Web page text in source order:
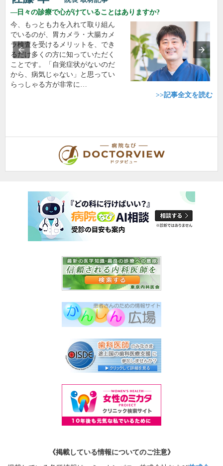
日々の診療で心がけていることはありますか?
今、もっとも力を入れて取り組ん
でいるのが、胃カメラ・大腸カメ
ラ検査を受けるメリットを、でき
るだけ多くの方に知っていただく
ことです。「自覚症状がないのだ
から、病気じゃない」と思ってい
らっしゃる方が非常に…
>>記事全文を読む
《掲載している情報についてのご注意》